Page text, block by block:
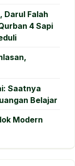
Darul Falah
4 Sapi
Saatnya
Belajar
Modern